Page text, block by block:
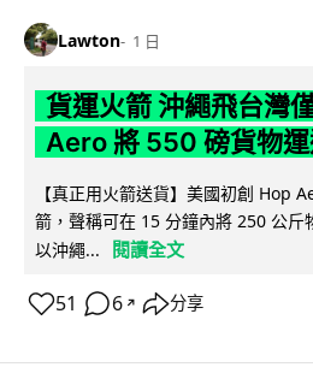
Lawton 1 日
貨運火箭 沖繩飛台灣
Aero 將 550 磅貨物
【真正用火箭送貨】美國初創 Hop
箭，聲稱可在 15 分鐘內將 250 公斤
以沖繩...
閱讀全文
51 6 ↗ 分享